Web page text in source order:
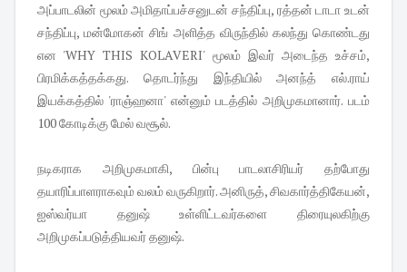
அப்பாடலின் மூலம் அமிதாப்பச்சனுடன் சந்திப்பு, ரத்தன் டாடா உடன்
சந்திப்பு, மன்மோகன் சிங் அளித்த விருந்தில் கலந்து கொண்டது
என 'WHY THIS KOLAVERI' மூலம் இவர் அடைந்த உச்சம்,
பிரமிக்கத்தக்கது. தொடர்ந்து இந்தியில் அனந்த் எல்.ராய்
இயக்கத்தில் 'ராஞ்ஹனா' என்னும் படத்தில் அறிமுகமானார். படம்
100 கோடிக்கு மேல் வசூல்.
நடிகராக அறிமுகமாகி, பின்பு பாடலாசிரியர் தற்போது
தயாரிப்பாளராகவும் வலம் வருகிறார். அனிருத், சிவகார்த்திகேயன்,
ஐஸ்வர்யா தனுஷ் உள்ளிட்டவர்களை திரையுலகிற்கு
அறிமுகப்படுத்தியவர் தனுஷ்.